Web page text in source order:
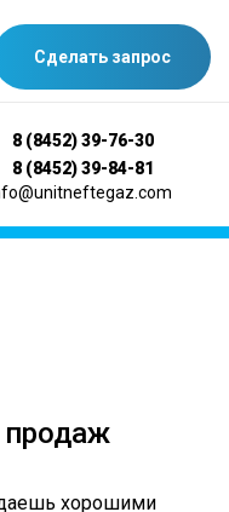
8 (8452) 39-76-30
8 (8452) 39-84-81
Сделать запрос
хорошими